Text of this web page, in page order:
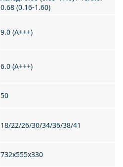
0.68 (0.16-1.60)
9.0 (А+++)
6.0 (А+++)
50
18/22/26/30/34/36/38/41
732x555x330